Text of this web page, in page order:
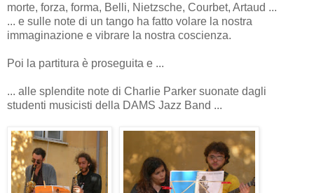
morte, forza, forma, Belli, Nietzsche, Courbet, Artaud ...
... e sulle note di un tango ha fatto volare la nostra
immaginazione e vibrare la nostra coscienza.
Poi la partitura è proseguita e ...
... alle splendite note di Charlie Parker suonate dagli
studenti musicisti della DAMS Jazz Band ...